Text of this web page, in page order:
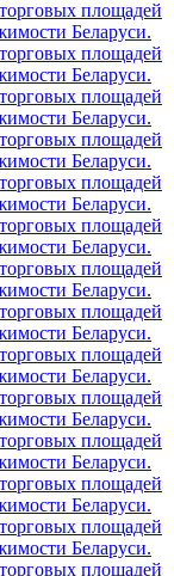
площадей
Беларуси.
площадей
Беларуси.
площадей
Беларуси.
площадей
Беларуси.
площадей
Беларуси.
площадей
Беларуси.
площадей
Беларуси.
площадей
Беларуси.
площадей
Беларуси.
площадей
Беларуси.
площадей
Беларуси.
площадей
Беларуси.
площадей
Беларуси.
площадей